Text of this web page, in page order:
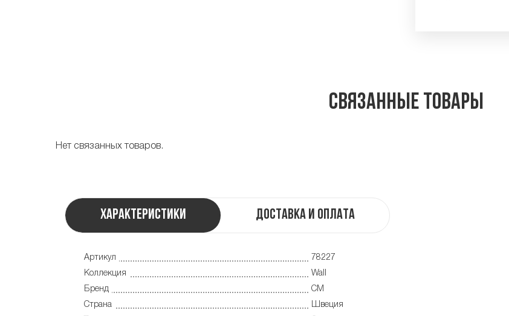
Связанные товары
Нет связанных товаров.
Характеристики Доставка и оплата
Артикул
78227
Коллекция
Wall
Бренд
CM
Страна
Швеция